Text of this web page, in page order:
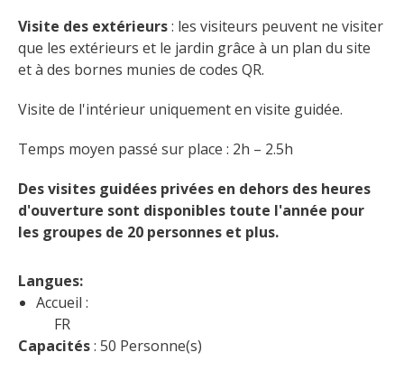
Visite des extérieurs : les visiteurs peuvent ne visiter
que les extérieurs et le jardin grâce à un plan du site
et à des bornes munies de codes QR.
Visite de l'intérieur uniquement en visite guidée.
Temps moyen passé sur place : 2h – 2.5h
Des visites guidées privées en dehors des heures
d'ouverture sont disponibles toute l'année pour
les groupes de 20 personnes et plus.
Langues:
Accueil :
FR
Capacités : 50 Personne(s)